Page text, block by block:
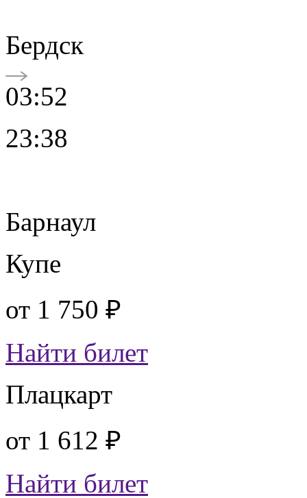
Бердск
03:52
23:38
Барнаул
Купе
от 1 750 ₽
Найти билет
Плацкарт
от 1 612 ₽
Найти билет